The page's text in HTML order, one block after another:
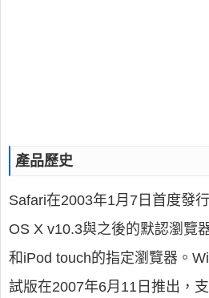
產品歷史
Safari在2003年1月7日首度發
OS X v10.3與之後的默認瀏覽
和iPod touch的指定瀏覽器。
試版在2007年6月11日推出，